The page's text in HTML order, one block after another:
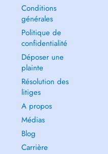
Conditions
générales
Politique de
confidentialité
Déposer une
plainte
Résolution des
litiges
A propos
Médias
Blog
Carrière